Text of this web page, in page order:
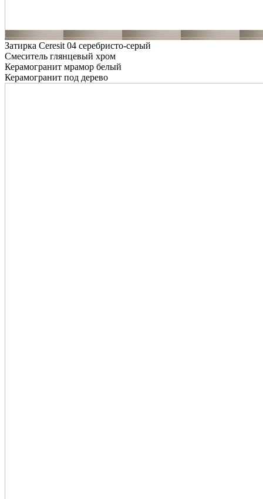
Затирка Ceresit 04 серебристо-серый
Смеситель глянцевый хром
Керамогранит мрамор белый
Керамогранит под дерево